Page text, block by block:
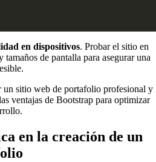
en dispositivos. Probar el sitio en
tamaños de pantalla para asegurar una
un sitio web de portafolio profesional y
ventajas de Bootstrap para optimizar
en la creación de un